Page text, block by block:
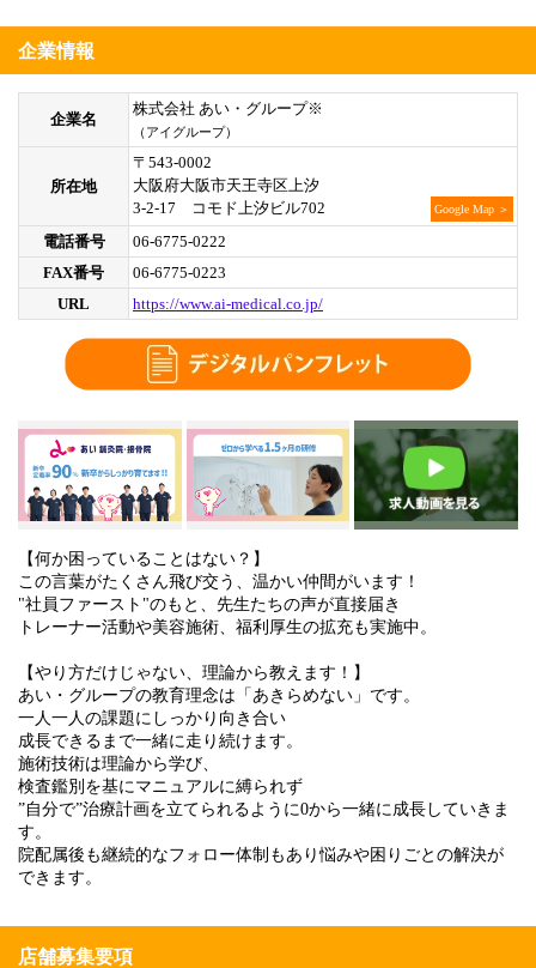
企業情報
企業名
株式会社 あい・グループ※
（アイグループ）
所在地
〒543-0002
大阪府大阪市天王寺区上汐
3-2-17 コモド上汐ビル702
Google Map ＞
電話番号
06-6775-0222
FAX番号
06-6775-0223
URL
https://www.ai-medical.co.jp/
【何か困っていることはない？】
この言葉がたくさん飛び交う、温かい仲間がいます！
"社員ファースト"のもと、先生たちの声が直接届き
トレーナー活動や美容施術、福利厚生の拡充も実施中。
【やり方だけじゃない、理論から教えます！】
あい・グループの教育理念は「あきらめない」です。
一人一人の課題にしっかり向き合い
成長できるまで一緒に走り続けます。
施術技術は理論から学び、
検査鑑別を基にマニュアルに縛られず
”自分で”治療計画を立てられるように0から一緒に成長していきま
す。
院配属後も継続的なフォロー体制もあり悩みや困りごとの解決が
できます。
店舗募集要項